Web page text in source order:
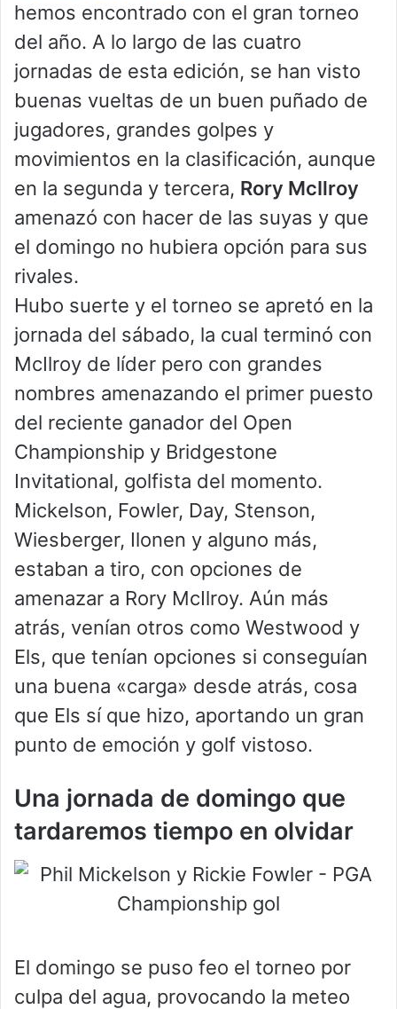
hemos encontrado con el gran torneo
del año. A lo largo de las cuatro
jornadas de esta edición, se han visto
buenas vueltas de un buen puñado de
jugadores, grandes golpes y
movimientos en la clasificación, aunque
en la segunda y tercera, Rory McIlroy
amenazó con hacer de las suyas y que
el domingo no hubiera opción para sus
rivales.
Hubo suerte y el torneo se apretó en la
jornada del sábado, la cual terminó con
McIlroy de líder pero con grandes
nombres amenazando el primer puesto
del reciente ganador del Open
Championship y Bridgestone
Invitational, golfista del momento.
Mickelson, Fowler, Day, Stenson,
Wiesberger, Ilonen y alguno más,
estaban a tiro, con opciones de
amenazar a Rory McIlroy. Aún más
atrás, venían otros como Westwood y
Els, que tenían opciones si conseguían
una buena «carga» desde atrás, cosa
que Els sí que hizo, aportando un gran
punto de emoción y golf vistoso.
Una jornada de domingo que
tardaremos tiempo en olvidar
El domingo se puso feo el torneo por
culpa del agua, provocando la meteo